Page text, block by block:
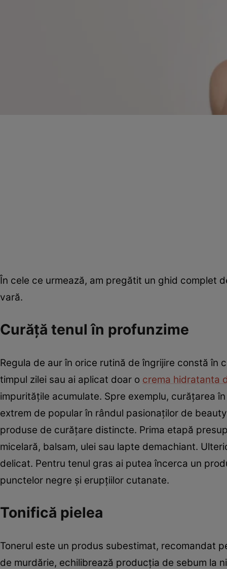
În cele ce urmează, am pregătit un ghid complet
vară.
Curăță tenul în profunzime
Regula de aur în orice rutină de îngrijire constă
timpul zilei sau ai aplicat doar o crema hidratanta
impuritățile acumulate. Spre exemplu, curățarea
extrem de popular în rândul pasionaților de
produse de curățare distincte. Prima etapă
micelară, balsam, ulei sau lapte demachiant.
delicat. Pentru tenul gras ai putea încerca un
punctelor negre și erupțiilor cutanate.
Tonifică pielea
Tonerul este un produs subestimat, recomandat
de murdărie, echilibrează producția de sebum la